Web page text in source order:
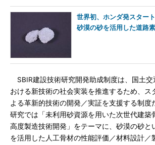
世界初、ホンダ発スター
砂漠の砂を活用した道路
SBIR建設技術研究開発助成制度は、国土交
おける新技術の社会実装を推進するため、ス
よる革新的技術の開発／実証を支援する制度
研究では「未利用砂資源を用いた次世代建築
高度製造技術開発」をテーマに、砂漠の砂と
を活用した人工骨材の性能評価／材料設計／